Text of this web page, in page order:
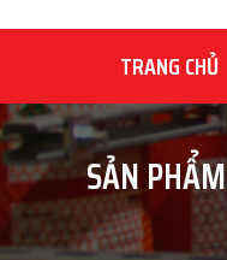
TRANG CHỦ
SẢN PHẨM